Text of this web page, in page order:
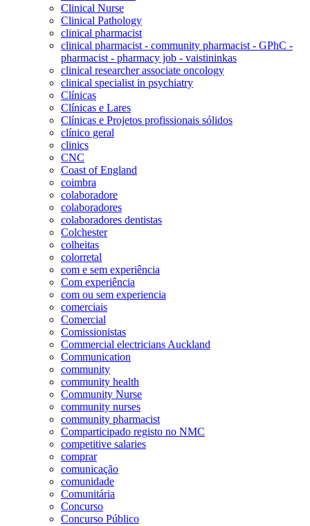
Clinical Nurse
Clinical Pathology
clinical pharmacist
clinical pharmacist - community pharmacist - GPhC -
pharmacist - pharmacy job - vaistininkas
clinical researcher associate oncology
clinical specialist in psychiatry
Clínicas
Clínicas e Lares
Clínicas e Projetos profissionais sólidos
clínico geral
clinics
CNC
Coast of England
coimbra
colaboradore
colaboradores
colaboradores dentistas
Colchester
colheitas
colorretal
com e sem experiência
Com experiência
com ou sem experiencia
comerciais
Comercial
Comissionistas
Commercial electricians Auckland
Communication
community
community health
Community Nurse
community nurses
community pharmacist
Comparticipado registo no NMC
competitive salaries
comprar
comunicação
comunidade
Comunitária
Concurso
Concurso Público